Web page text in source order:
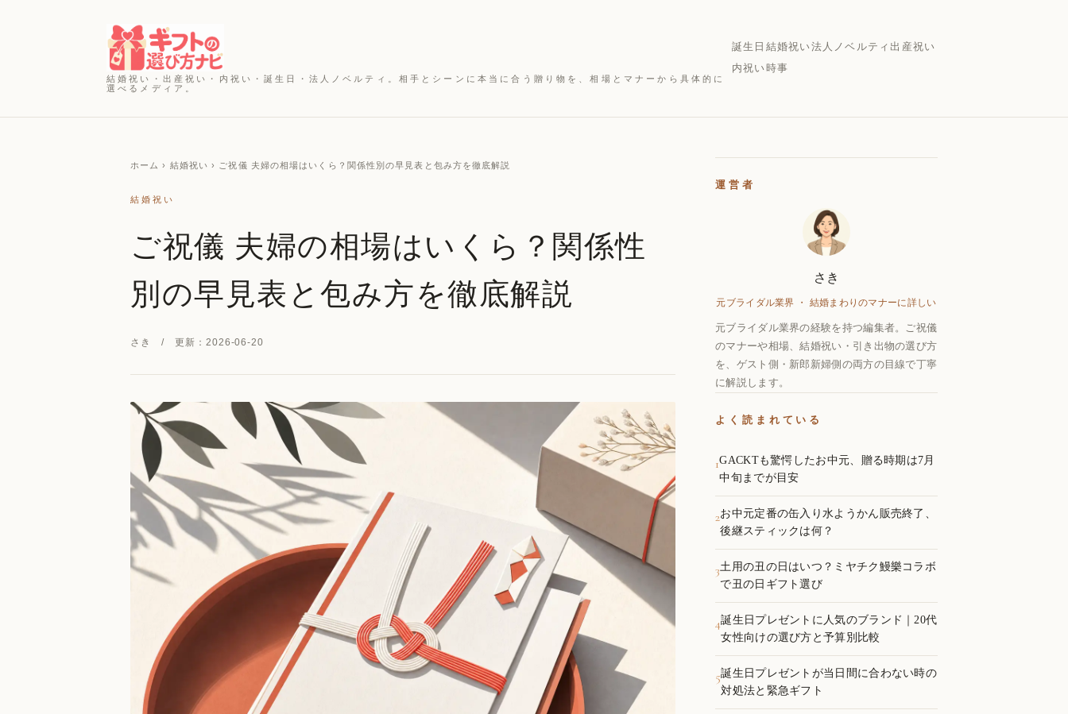
結婚祝い・出産祝い・内祝い・誕生日・法人ノベルティ。相手とシーンに本当に合う贈り物を、相場とマナーから具体的に
選べるメディア。
誕生日 結婚祝い法人ノベルティ 出産祝い
内祝い 時事
ホーム › 結婚祝い › ご祝儀 夫婦の相場はいくら？関係性別の早見表と包み方を徹底解説
結婚祝い
ご祝儀 夫婦の相場はいくら？関係性
別の早見表と包み方を徹底解説
さき / 更新：2026-06-20
運営者
さき
元ブライダル業界 ・ 結婚まわりのマナーに詳しい
元ブライダル業界の経験を持つ編集者。ご祝儀
のマナーや相場、結婚祝い・引き出物の選び方
を、ゲスト側・新郎新婦側の両方の目線で丁寧
に解説します。
よく読まれている
1GACKTも驚愕したお中元、贈る時期は7月
中旬までが目安
2お中元定番の缶入り水ようかん販売終了、
後継スティックは何？
3土用の丑の日はいつ？ミヤチク鰻樂コラボ
で丑の日ギフト選び
4誕生日プレゼントに人気のブランド｜20代
女性向けの選び方と予算別比較
5誕生日プレゼントが当日間に合わない時の
対処法と緊急ギフト